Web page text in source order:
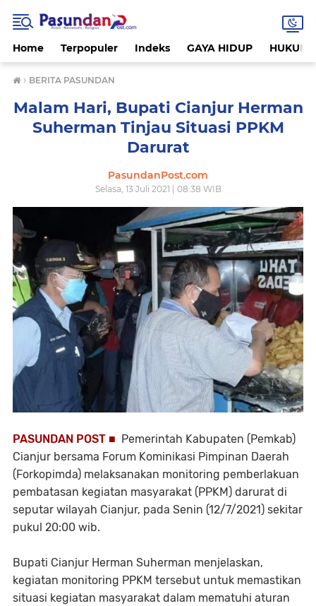
Home Terpopuler Indeks GAYA HIDUP HUKUM
› BERITA PASUNDAN
Malam Hari, Bupati Cianjur Herman
Suherman Tinjau Situasi PPKM
Darurat
PasundanPost.com
Selasa, 13 Juli 2021 | 08:38 WIB
PASUNDAN POST ■ Pemerintah Kabupaten (Pemkab)
Cianjur bersama Forum Kominikasi Pimpinan Daerah
(Forkopimda) melaksanakan monitoring pemberlakuan
pembatasan kegiatan masyarakat (PPKM) darurat di
seputar wilayah Cianjur, pada Senin (12/7/2021) sekitar
pukul 20:00 wib.
Bupati Cianjur Herman Suherman menjelaskan,
kegiatan monitoring PPKM tersebut untuk memastikan
situasi kegiatan masyarakat dalam mematuhi aturan